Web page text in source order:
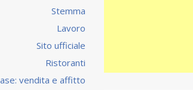
Stemma
Lavoro
Sito ufficiale
Ristoranti
vendita e affitto